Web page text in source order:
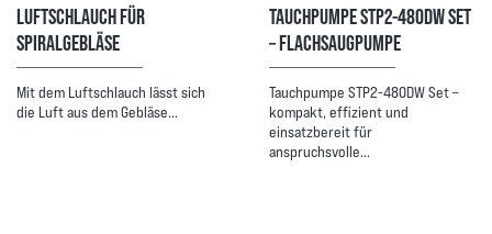
LUFTSCHLAUCH FÜR
SPIRALGEBLÄSE
Mit dem Luftschlauch lässt sich
die Luft aus dem Gebläse…
TAUCHPUMPE STP2-480DW SET
– FLACHSAUGPUMPE
Tauchpumpe STP2-480DW Set –
kompakt, effizient und
einsatzbereit für
anspruchsvolle…